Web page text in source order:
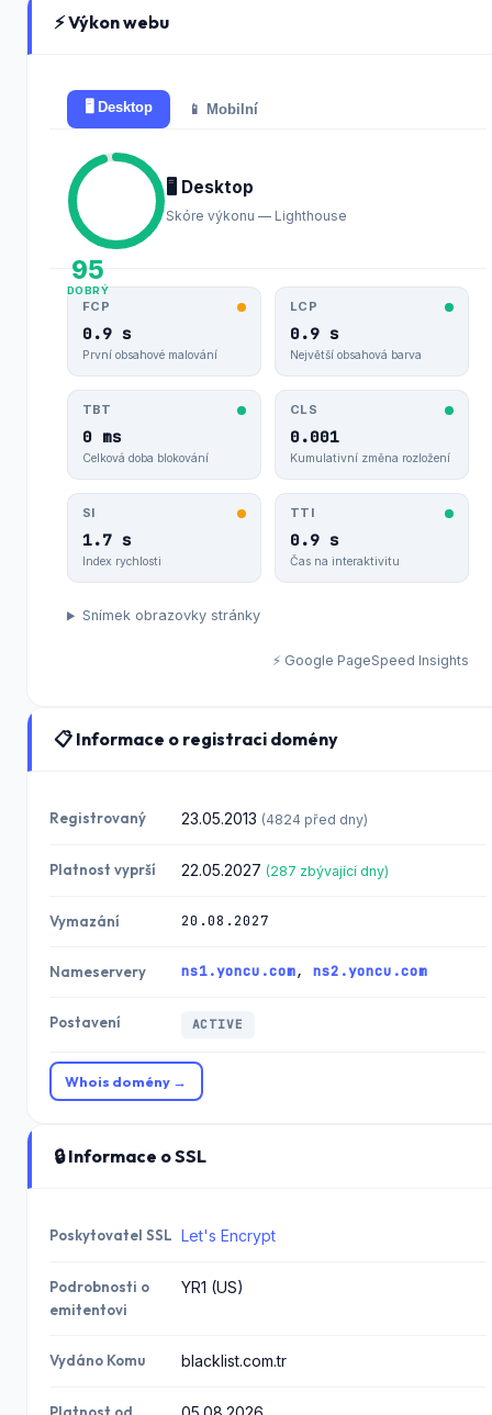
⚡ Výkon webu
🖥️ Desktop 📱 Mobilní
95
DOBRÝ
🖥️ Desktop
Skóre výkonu — Lighthouse
FCP
0.9 s
První obsahové malování
LCP
0.9 s
Největší obsahová barva
TBT
0 ms
Celková doba blokování
CLS
0.001
Kumulativní změna rozložení
SI
1.7 s
Index rychlosti
TTI
0.9 s
Čas na interaktivitu
Snímek obrazovky stránky
⚡ Google PageSpeed Insights
📋 Informace o registraci domény
Registrovaný 23.05.2013 (4824 před dny)
Platnost vyprší 22.05.2027 (287 zbývající dny)
Vymazání 20.08.2027
Nameservery ns1.yoncu.com, ns2.yoncu.com
Postavení ACTIVE
Whois domény →
🔒 Informace o SSL
Poskytovatel SSL Let's Encrypt
Podrobnosti o
emitentovi
YR1 (US)
Vydáno Komu blacklist.com.tr